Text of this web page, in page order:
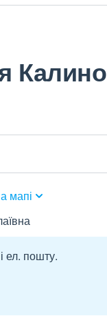
мапі
ел. пошту.